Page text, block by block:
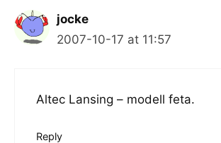
jocke
2007-10-17 at 11:57
Altec Lansing – modell feta.
Reply